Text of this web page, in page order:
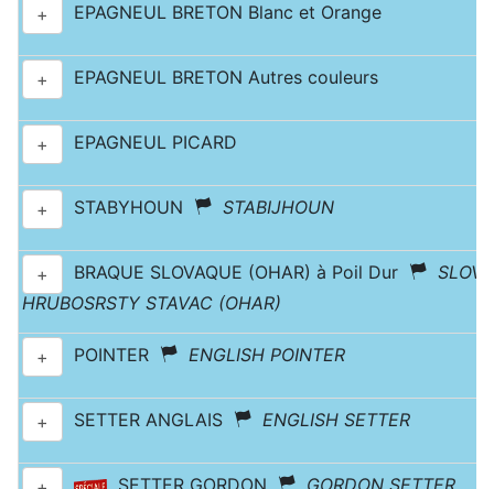
+ EPAGNEUL BRETON Blanc et Orange
+ EPAGNEUL BRETON Autres couleurs
+ EPAGNEUL PICARD
+ STABYHOUN STABIJHOUN
+ BRAQUE SLOVAQUE (OHAR) à Poil Dur
HRUBOSRSTY STAVAC (OHAR)
+ POINTER ENGLISH POINTER
+ SETTER ANGLAIS ENGLISH SETTER